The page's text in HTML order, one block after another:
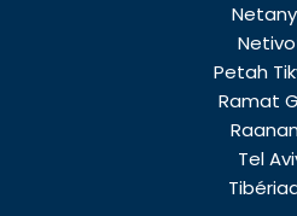
Petah
Ramat
Tel